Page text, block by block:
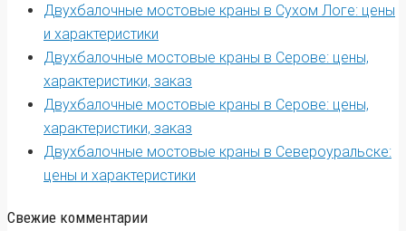
Двухбалочные мостовые краны в Сухом Логе: цены
и характеристики
Двухбалочные мостовые краны в Серове: цены,
характеристики, заказ
Двухбалочные мостовые краны в Серове: цены,
характеристики, заказ
Двухбалочные мостовые краны в Североуральске:
цены и характеристики
Свежие комментарии